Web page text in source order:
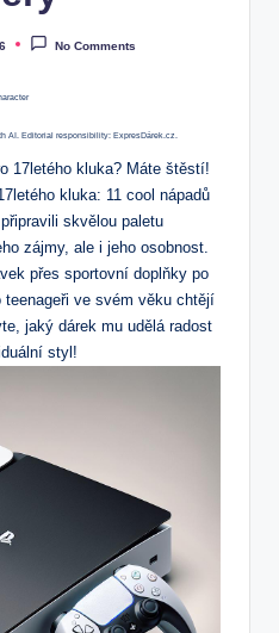
No Comments
AI. Editorial responsibility: ExpresDárek.cz.
17letého kluka? Máte štěstí!
kluka: 11 cool nápadů
skvělou paletu
zájmy, ale i jeho osobnost.
přes sportovní doplňky po
ve svém věku chtějí
jaký dárek mu udělá radost
styl!